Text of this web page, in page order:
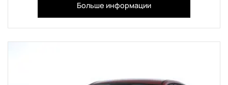
Больше информации